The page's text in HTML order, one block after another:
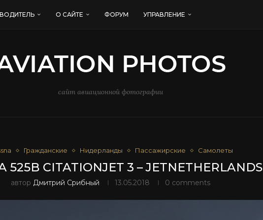
О САЙТЕ ФОРУМ УПРАВЛЕНИЕ
сайт авиационной фотографии
Гражданские Нидерланды Пассажирские Самолеты
525B CITATIONJET 3 – JETNETHERLANDS
автор Дмитрий Срибный 13.05.2018 0 comments